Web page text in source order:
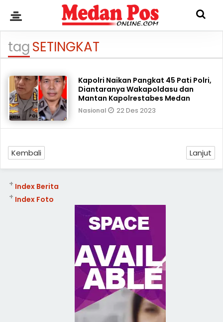
tagSETINGKAT
Kapolri Naikan Pangkat 45 Pati Polri,
Diantaranya Wakapoldasu dan
Mantan Kapolrestabes Medan
Nasional 22 Des 2023
Kembali Lanjut
Index Berita
+
Index Foto
+